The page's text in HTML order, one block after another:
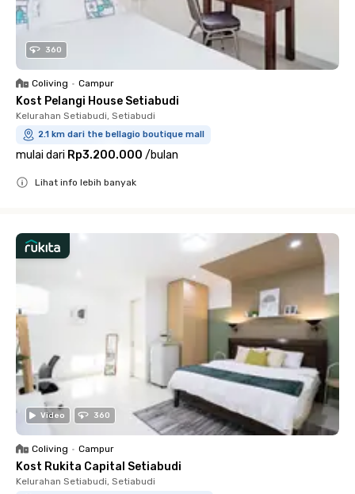
360
Coliving • Campur
Kost Pelangi House Setiabudi
Kelurahan Setiabudi, Setiabudi
2.1 km dari the bellagio boutique mall
mulai dari Rp3.200.000 /bulan
Lihat info lebih banyak
Video 360
Coliving • Campur
Kost Rukita Capital Setiabudi
Kelurahan Setiabudi, Setiabudi